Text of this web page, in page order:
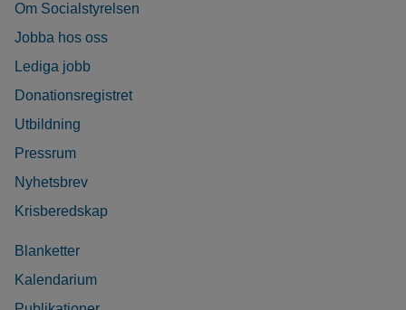
Om Socialstyrelsen
Jobba hos oss
Lediga jobb
Donationsregistret
Utbildning
Pressrum
Nyhetsbrev
Krisberedskap
Blanketter
Kalendarium